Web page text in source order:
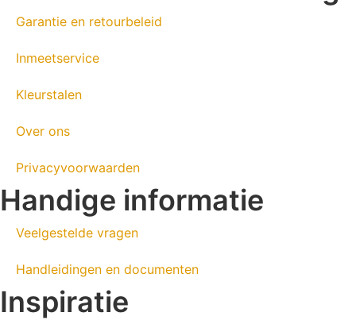
Garantie en retourbeleid
Inmeetservice
Kleurstalen
Over ons
Privacyvoorwaarden
Handige informatie
Veelgestelde vragen
Handleidingen en documenten
Inspiratie